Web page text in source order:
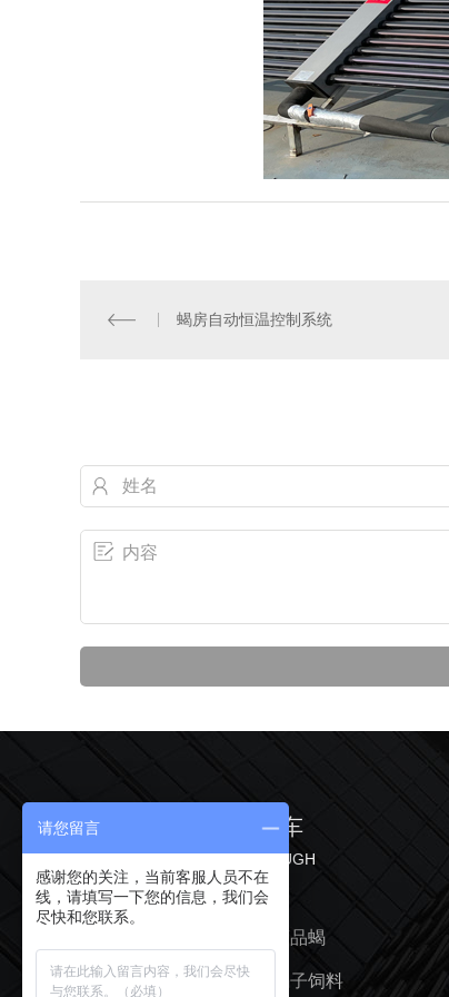
蝎房自动恒温控制系统
产品中心
PRODUCT
蝎子饲料
直通车
THROUGH
河南商品蝎
河南蝎子饲料
请您留言
感谢您的关注，当前客服人员不在
线，请填写一下您的信息，我们会
尽快和您联系。